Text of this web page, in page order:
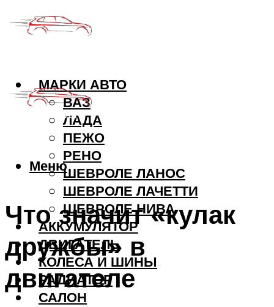
МАРКИ АВТО
ВАЗ
ЛАДА
ПЕЖО
РЕНО
ШЕВРОЛЕ ЛАНОС
ШЕВРОЛЕ ЛАЧЕТТИ
ШЕВРОЛЕ НИВА
АККУМУЛЯТОР
ДВИГАТЕЛЬ
КОЛЕСА И ШИНЫ
РАДИАТОР
САЛОН
Меню
Что значит «кулак
дружбы» в
двигателе